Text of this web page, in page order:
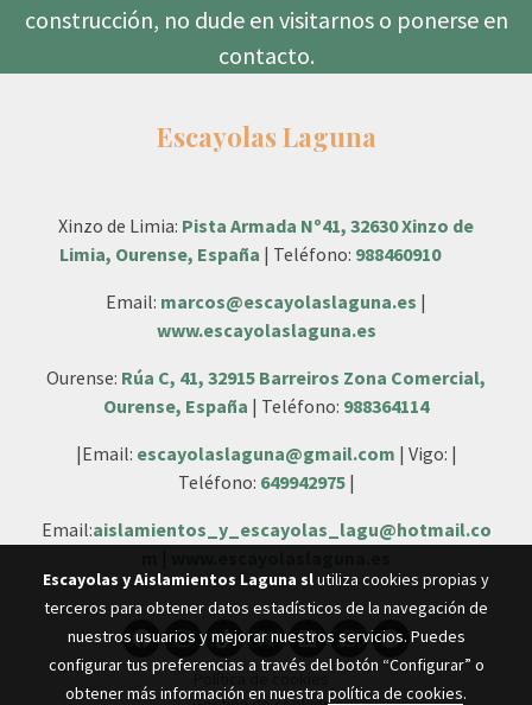
construcción, no dude en visitarnos o ponerse en
contacto.
Escayolas Laguna
Xinzo de Limia: Pista Armada Nº41, 32630 Xinzo de
Limia, Ourense, España | Teléfono: 988460910
Email: marcos@escayolaslaguna.es |
www.escayolaslaguna.es
Ourense: Rúa C, 41, 32915 Barreiros Zona Comercial,
Ourense, España | Teléfono: 988364114
|Email: escayolaslaguna@gmail.com | Vigo: |
Teléfono: 649942975|
Email:aislamientos_y_escayolas_lagu@hotmail.co
Escayolas y Aislamientos Laguna slutiliza cookies propias y
terceros para obtener datos estadísticos de la navegación de
nuestros usuarios y mejorar nuestros servicios. Puedes
configurar tus preferencias a través del botón “Configurar” o
obtener más información en nuestra política de cookies.